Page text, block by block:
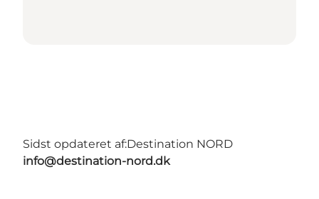
Sidst opdateret af:Destination NORD
info@destination-nord.dk